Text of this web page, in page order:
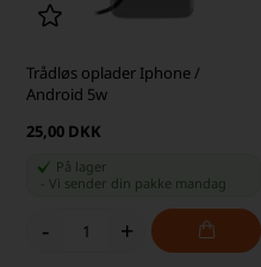
Trådløs oplader Iphone /
Android 5w
25,00 DKK
På lager
-Vi sender din pakke mandag
- +